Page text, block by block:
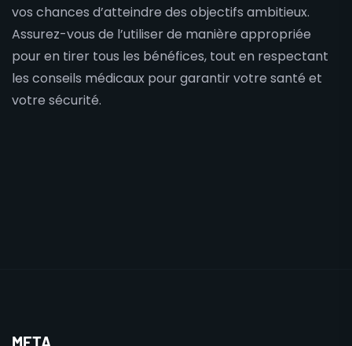
vos chances d’atteindre des objectifs ambitieux.
Assurez-vous de l’utiliser de manière appropriée
pour en tirer tous les bénéfices, tout en respectant
les conseils médicaux pour garantir votre santé et
votre sécurité.
META